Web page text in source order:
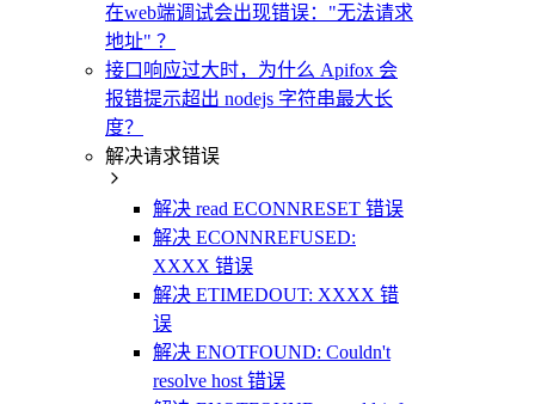
在web端调试会出现错误："无法请求
地址" ？
接口响应过大时，为什么 Apifox 会
报错提示超出 nodejs 字符串最大长
度？
解决请求错误
解决 read ECONNRESET 错误
解决 ECONNREFUSED:
XXXX 错误
解决 ETIMEDOUT: XXXX 错
误
解决 ENOTFOUND: Couldn't
resolve host 错误